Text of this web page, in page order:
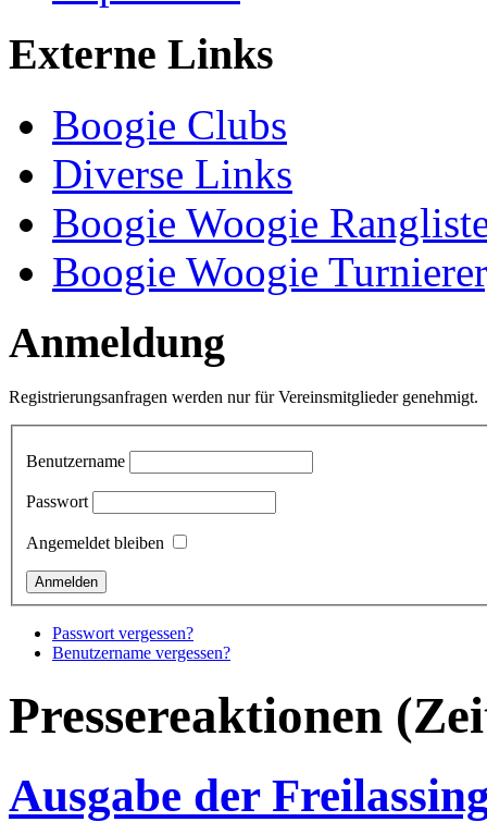
Externe Links
Boogie Clubs
Diverse Links
Boogie Woogie
Boogie Woogie
Anmeldung
Registrierungsanfragen werden nur für Vereinsmitglieder genehmigt.
Benutzername
Passwort
Angemeldet bleiben
Passwort vergessen?
Benutzername vergessen?
Pressereaktionen
Ausgabe der